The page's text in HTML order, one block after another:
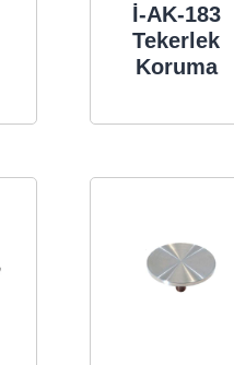
İ-AK-183
Tekerlek
Koruma